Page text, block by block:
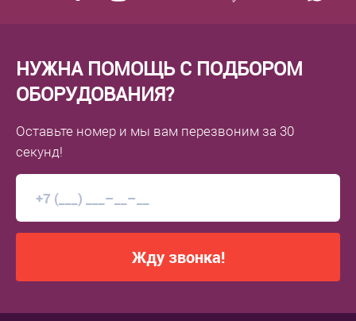
НУЖНА ПОМОЩЬ С ПОДБОРОМ
ОБОРУДОВАНИЯ?
Оставьте номер и мы вам перезвоним за 30
секунд!
Жду звонка!